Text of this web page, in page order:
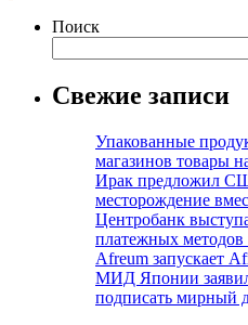
Поиск
Свежие записи
Упакованные
магазинов товары
Ирак предложил
месторождение
Центробанк
платежных методов
Afreum запускает
МИД Японии заявил
подписать мирный